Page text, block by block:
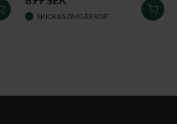
LÄGG
I
I
SKICKAS OMGÅENDE